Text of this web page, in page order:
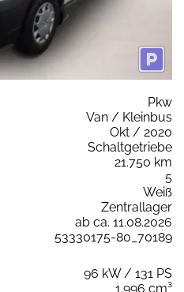
Pkw
Van / Kleinbus
Okt / 2020
Schaltgetriebe
21.750 km
5
Weiß
Zentrallager
ab ca. 11.08.2026
53330175-80_70189
96 kW / 131 PS
1.996 cm³